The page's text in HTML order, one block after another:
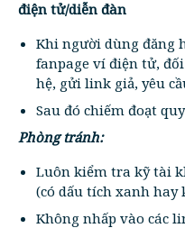
điện tử/diễn đàn
Khi người dùng đăng
fanpage ví điện tử,
hệ, gửi link giả, yêu
Sau đó chiếm đoạt
Phòng tránh:
Luôn kiểm tra kỹ tài
(có dấu tích xanh hay
Không nhấp vào các